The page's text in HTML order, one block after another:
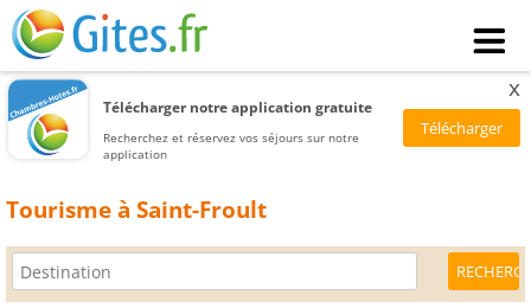
Télécharger notre application gratuite
Recherchez et réservez vos séjours sur notre
application
x
Tourisme à Saint-Froult